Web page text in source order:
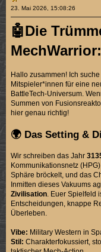
23. Mai 2026, 15:08:26
🤖Die
Hallo zusammen! Ich
Mitspieler*innen für eine
BattleTech-Universum.
Summen von
hier genau richtig!
🌍 Das Setting &
Wir schreiben das Jahr
Kommunikationsnetz
Sphäre bröckelt, und das
Inmitten dieses Vakuums
Zivilisation. Euer Spielfeld
Entscheidungen, knappe
Überleben.
Vibe: Military Western in
Stil: Charakterfokussiert,